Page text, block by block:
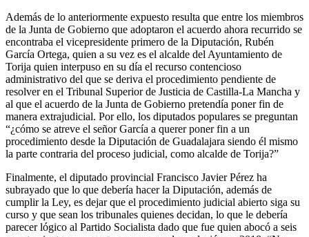
Además de lo anteriormente expuesto resulta que entre los miembros
de la Junta de Gobierno que adoptaron el acuerdo ahora recurrido se
encontraba el vicepresidente primero de la Diputación, Rubén
García Ortega, quien a su vez es el alcalde del Ayuntamiento de
Torija quien interpuso en su día el recurso contencioso
administrativo del que se deriva el procedimiento pendiente de
resolver en el Tribunal Superior de Justicia de Castilla-La Mancha y
al que el acuerdo de la Junta de Gobierno pretendía poner fin de
manera extrajudicial. Por ello, los diputados populares se preguntan
“¿cómo se atreve el señor García a querer poner fin a un
procedimiento desde la Diputación de Guadalajara siendo él mismo
la parte contraria del proceso judicial, como alcalde de Torija?”
Finalmente, el diputado provincial Francisco Javier Pérez ha
subrayado que lo que debería hacer la Diputación, además de
cumplir la Ley, es dejar que el procedimiento judicial abierto siga su
curso y que sean los tribunales quienes decidan, lo que le debería
parecer lógico al Partido Socialista dado que fue quien abocó a seis